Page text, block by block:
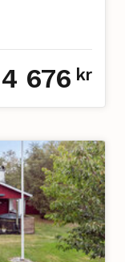
4 676 kr